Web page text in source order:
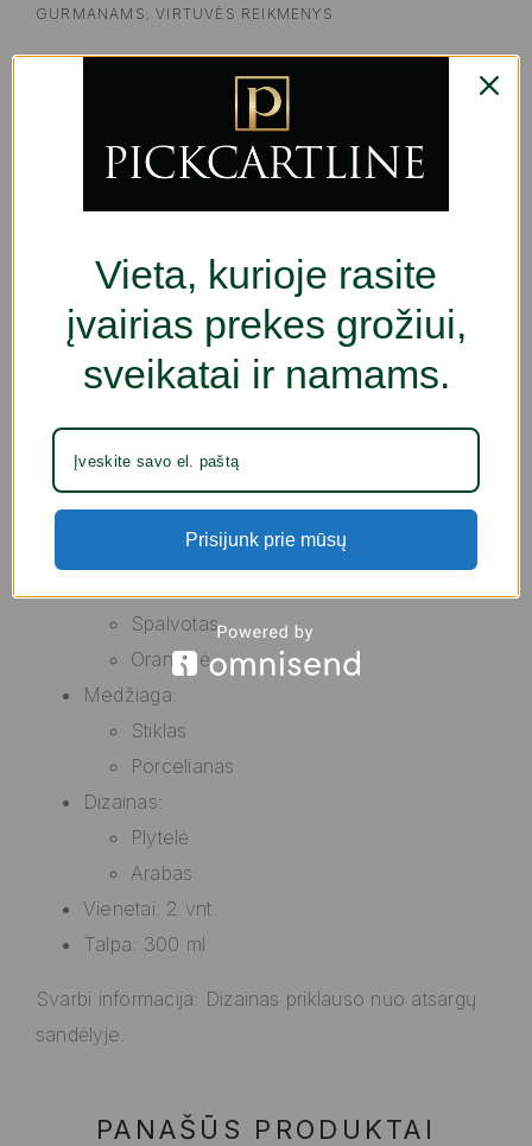
GURMANAMS
,VIRTUVĖS REIKMENYS
APRAŠYMAS PAPILDOMA INFORMACIJA
turėti pažangiausius produktus, palengvinančius
gyvenimą, įsigykitePuodelis su arbatos filtru DKD
Home Decor Spalvotas Oranžinė Plytelė Arabas
300 ml (2 vnt.)už geriausią kainą.
išskyrus indukcines
Tipas: Puodelis su arbatos filtru
Spalvotas
Oranžinė
Medžiaga:
Stiklas
Porcelianas
Dizainas:
Plytelė
Arabas
Vienetai: 2 vnt.
Talpa: 300 ml
Svarbi informacija: Dizainas priklauso nuo atsargų
sandėlyje.
PANAŠŪS PRODUKTAI
Vieta, kurioje rasite
įvairias prekes grožiui,
sveikatai ir namams.
Prisijunk prie mūsų